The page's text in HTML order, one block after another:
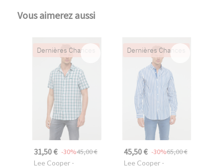
Vous aimerez aussi
Dernières Chances
31,50 € 45,00 €
-30%
Lee Cooper -
Dernières Chances
45,50 € 65,00 €
-30%
Lee Cooper-